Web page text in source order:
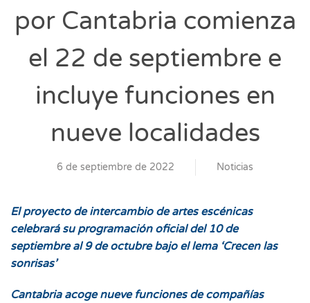
por Cantabria comienza
el 22 de septiembre e
incluye funciones en
nueve localidades
6 de septiembre de 2022 Noticias
El proyecto de intercambio de artes escénicas
celebrará su programación oficial del 10 de
septiembre al 9 de octubre bajo el lema ‘Crecen las
sonrisas’
Cantabria acoge nueve funciones de compañías